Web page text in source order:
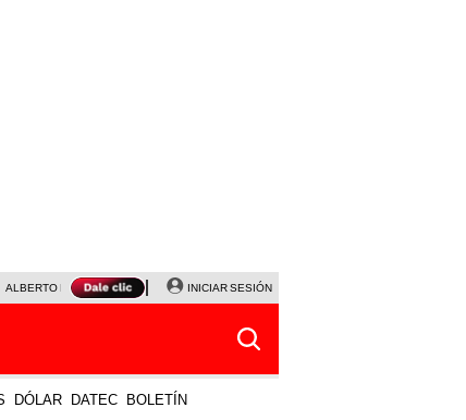
ALBERTO BENAVIDES NALDY SALDAÑA
INICIAR SESIÓN
DÓLAR DATEC BOLETÍN